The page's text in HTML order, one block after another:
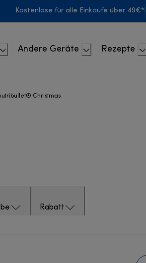
Kostenlose für alle Einkäufe über 49€*
Andere Geräte Rezepte
Christmas
Rabatt